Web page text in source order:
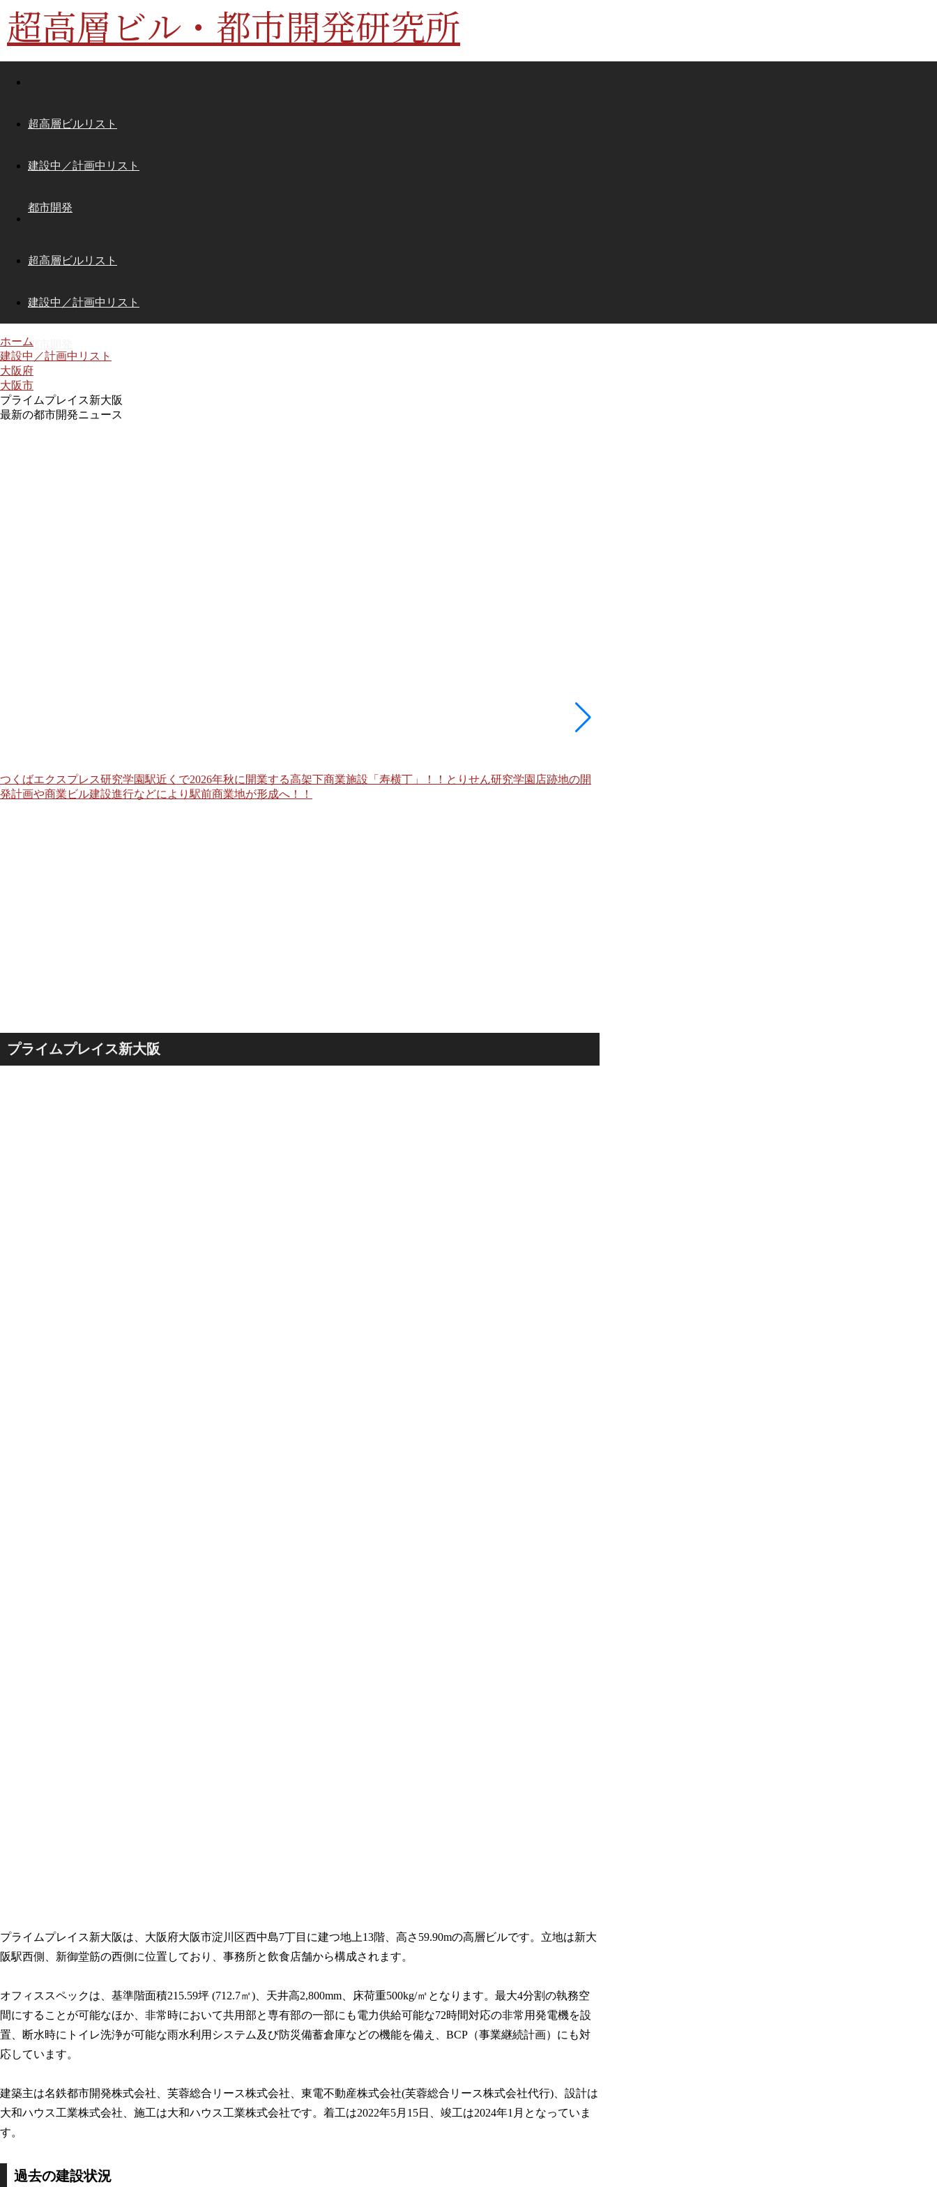
超高層ビル・都市開発研究所
超高層ビルリスト
建設中／計画中リスト
都市開発
超高層ビルリスト
建設中／計画中リスト
都市開発
ホーム
建設中／計画中リスト
大阪府
大阪市
プライムプレイス新大阪
最新の都市開発ニュース
つくばエクスプレス研究学園駅近くで2026年秋に開業する高架下商業施設「寿横丁」！！とりせん研究学園店跡地の開
発計画や商業ビル建設進行などにより駅前商業地が形成へ！！
プライムプレイス新大阪
プライムプレイス新大阪は、大阪府大阪市淀川区西中島7丁目に建つ地上13階、高さ59.90mの高層ビルです。立地は新大
阪駅西側、新御堂筋の西側に位置しており、事務所と飲食店舗から構成されます。
オフィススペックは、基準階面積215.59坪 (712.7㎡)、天井高2,800mm、床荷重500kg/㎡となります。最大4分割の執務空
間にすることが可能なほか、非常時において共用部と専有部の一部にも電力供給可能な72時間対応の非常用発電機を設
置、断水時にトイレ洗浄が可能な雨水利用システム及び防災備蓄倉庫などの機能を備え、BCP（事業継続計画）にも対
応しています。
建築主は名鉄都市開発株式会社、芙蓉総合リース株式会社、東電不動産株式会社(芙蓉総合リース株式会社代行)、設計は
大和ハウス工業株式会社、施工は大和ハウス工業株式会社です。着工は2022年5月15日、竣工は2024年1月となっていま
す。
過去の建設状況